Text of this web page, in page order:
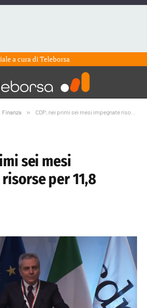
a cura diTeleborsa
Finanza » CDP, nei primi sei mesi impegnate risorse per 11,8 miliardi
sei mesi
per 11,8